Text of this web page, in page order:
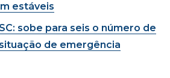
estáveis
sobe para seis o número de
de emergência